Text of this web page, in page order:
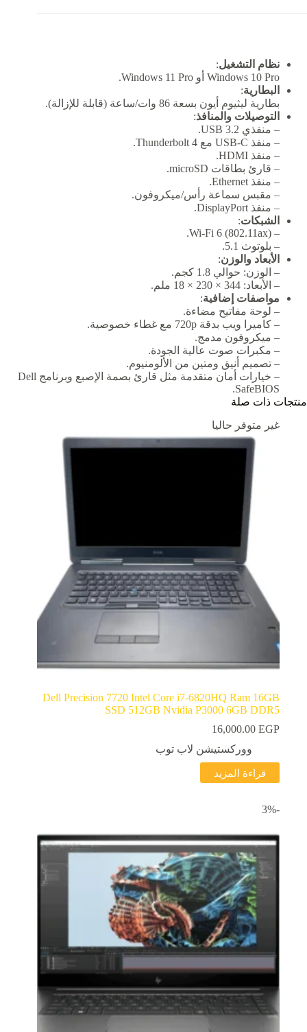
نظام التشغيل:
Windows 10 Pro أو Windows 11 Pro.
البطارية:
بطارية ليثيوم أيون بسعة 86 وات/ساعة (قابلة للإزالة).
التوصيلات والمنافذ:
– منفذي USB 3.2.
– منفذ USB-C مع Thunderbolt 4.
– منفذ HDMI.
– قارئ بطاقات microSD.
– منفذ Ethernet.
– مقبس سماعة رأس/ميكروفون.
– منفذ DisplayPort.
الشبكات:
– Wi-Fi 6 (802.11ax).
– بلوتوث 5.1.
الأبعاد والوزن:
– الوزن: حوالي 1.8 كجم.
– الأبعاد: 344 × 230 × 18 ملم.
مواصفات إضافية:
– لوحة مفاتيح مضاءة.
– كاميرا ويب بدقة 720p مع غطاء خصوصية.
– ميكروفون مدمج.
– مكبرات صوت عالية الجودة.
– تصميم أنيق ومتين من الألومنيوم.
– خيارات أمان متقدمة مثل قارئ بصمة الإصبع وبرنامج Dell
SafeBIOS.
منتجات ذات صلة
غير متوفر حاليا
Dell Precision 7720 Intel Core i7-6820HQ Ram 16GB
SSD 512GB Nvidia P3000 6GB DDR5
16,000.00 EGP
ووركستيشن لاب توب
قراءة المزيد
-3%